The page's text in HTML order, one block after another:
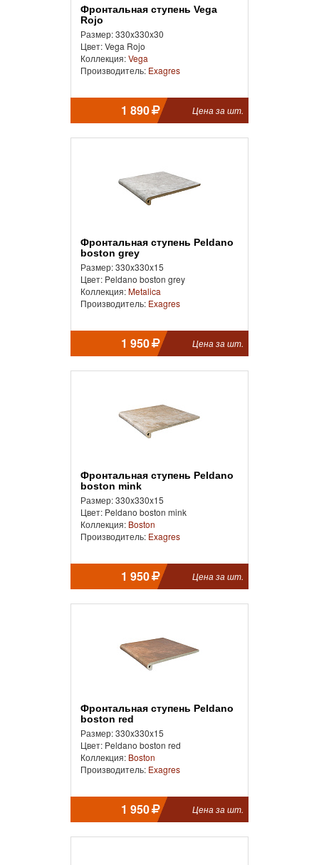
Фронтальная ступень Vega
Rojo
Размер: 330x330x30
Цвет: Vega Rojo
Коллекция:Vega
Производитель: Exagres
1 890 Цена за шт.
Фронтальная ступень Peldano
boston grey
Размер: 330x330x15
Цвет: Peldano boston grey
Коллекция:Metalica
Производитель: Exagres
1 950 Цена за шт.
Фронтальная ступень Peldano
boston mink
Размер: 330x330x15
Цвет: Peldano boston mink
Коллекция: Boston
Производитель: Exagres
1 950 Цена за шт.
Фронтальная ступень Peldano
boston red
Размер: 330x330x15
Цвет: Peldano boston red
Коллекция: Boston
Производитель: Exagres
1 950 Цена за шт.